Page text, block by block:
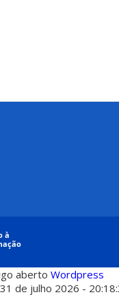
aberto Wordpress
de julho 2026 -